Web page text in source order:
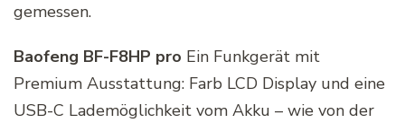
gemessen.
Baofeng BF-F8HP pro Ein Funkgerät mit
Premium Ausstattung: Farb LCD Display und eine
USB-C Lademöglichkeit vom Akku – wie von der